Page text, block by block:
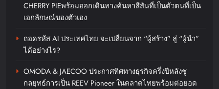
‘RAKSAPHAN’ เปิดฉากคอลเลกชัน
ระดับมาสเตอร์พีซคอลเลกชัน
แรก รังสรรค์ “ผ้าลายน้ำไหล” สู่ชิ้น
ภูมิปัญญาท้องถิ่นสู่สุนทรียภาพระดับ
สากล
CHERRY PIEพร้อมออกเดินทางค้นหาสีสันที่เป็นตัวตนที่เป็น
เอกลักษณ์ของตัวเอง
ถอดรหัส AI ประเทศไทย จะเปลี่ยนจาก “ผู้สร้าง” สู่ “ผู้นำ”
ได้อย่างไร?
OMODA & JAECOO ประกาศทิศทางธุรกิจครึ่งปีหลังชู
กลยุทธ์การเป็น REEV Pioneer ในตลาดไทยพร้อมต่อยอด